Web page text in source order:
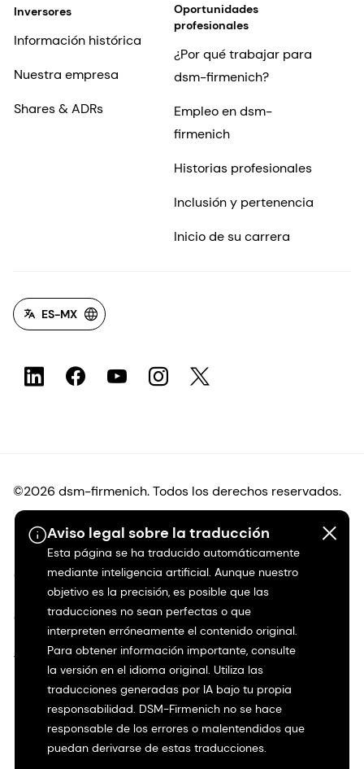
Aviso legal sobre la traducción
Esta página se ha traducido automáticamente
mediante inteligencia artificial. Aunque nuestro
objetivo es la precisión, es posible que las
traducciones no sean perfectas o que
interpreten erróneamente el contenido original.
Para obtener información importante, consulte
la versión en el idioma original. Utiliza las
traducciones generadas por IA bajo tu propia
responsabilidad. DSM-Firmenich no se hace
responsable de los errores o malentendidos que
puedan derivarse de estas traducciones.
Inversores
Información histórica
Nuestra empresa
Shares & ADRs
Oportunidades
profesionales
¿Por qué trabajar para
dsm-firmenich?
Empleo en dsm-
firmenich
Historias profesionales
Inclusión y pertenencia
Inicio de su carrera
ES-MX
©2026 dsm-firmenich. Todos los derechos reservados.
Protección de datos
Condiciones de uso
Condiciones generales
Transparencia en California
Declaración de accesibilidad
Información jurídica